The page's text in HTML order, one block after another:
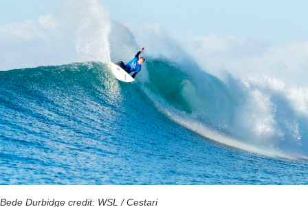
Bede Durbidge credit: WSL / Cestari